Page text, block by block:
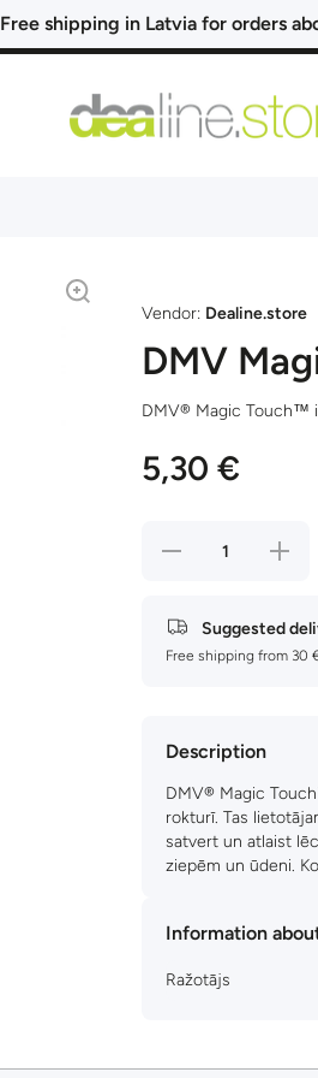
Free shipping in Latvia for orders
Vendor: Dealine.store
DMV
DMV® Magic Touch™
5,30 €
Decrease
Touch
Increase
quantity
Touch
Suggested
Free shipping from 30
Description
DMV® Magic
rokturī. Tas
satvert un atlaist
ziepēm un ūdeni.
Information
Ražotājs